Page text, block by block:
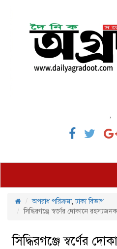
,
অপরাধ পরিক্রমা,ঢাকা বিভাগ
সিদ্ধিরগঞ্জে স্বর্ণের দোকানে
সিদ্ধিরগঞ্জে স্বর্ণের